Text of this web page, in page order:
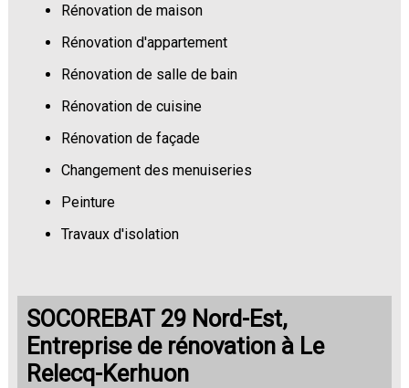
Rénovation de maison
Rénovation d'appartement
Rénovation de salle de bain
Rénovation de cuisine
Rénovation de façade
Changement des menuiseries
Peinture
Travaux d'isolation
SOCOREBAT 29 Nord-Est,
Entreprise de rénovation à Le
Relecq-Kerhuon